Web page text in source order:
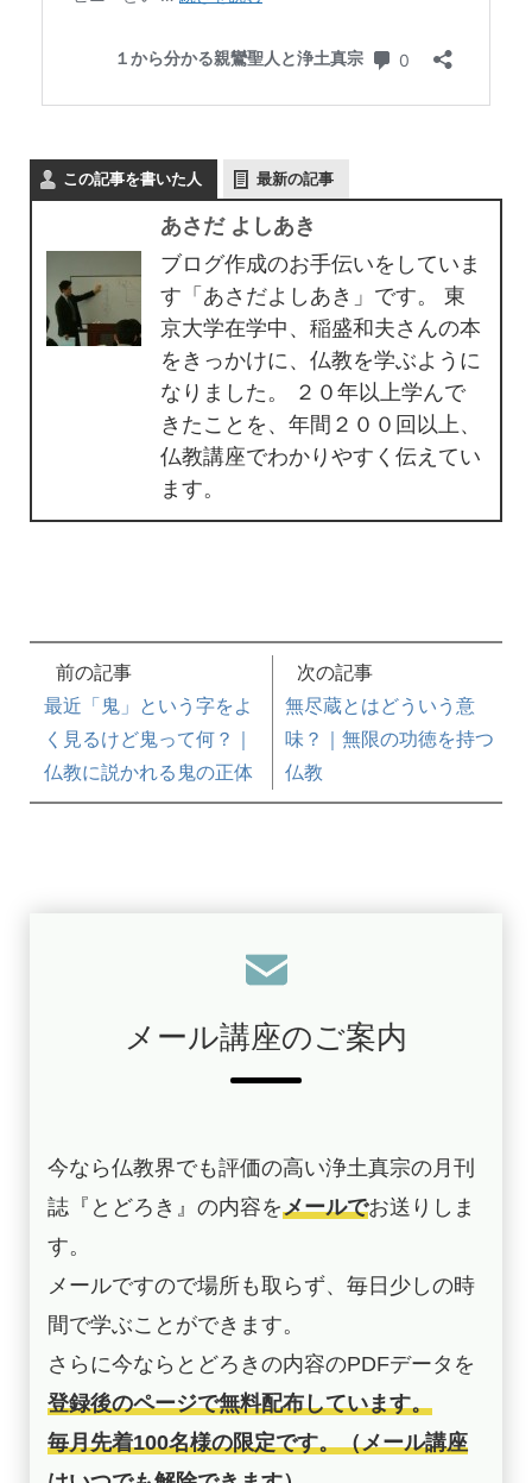
この記事を書いた人 最新の記事
あさだ よしあき
ブログ作成のお手伝いをしていま
す「あさだよしあき」です。 東
京大学在学中、稲盛和夫さんの本
をきっかけに、仏教を学ぶように
なりました。 ２０年以上学んで
きたことを、年間２００回以上、
仏教講座でわかりやすく伝えてい
ます。
前の記事
最近「鬼」という字をよ
く見るけど鬼って何？｜
仏教に説かれる鬼の正体
次の記事
無尽蔵とはどういう意
味？｜無限の功徳を持つ
仏教
メール講座のご案内
今なら仏教界でも評価の高い浄土真宗の月刊
誌『とどろき』の内容をメールでお送りしま
す。
メールですので場所も取らず、毎日少しの時
間で学ぶことができます。
さらに今ならとどろきの内容のPDFデータを
登録後のページで無料配布しています。
毎月先着100名様の限定です。（メール講座